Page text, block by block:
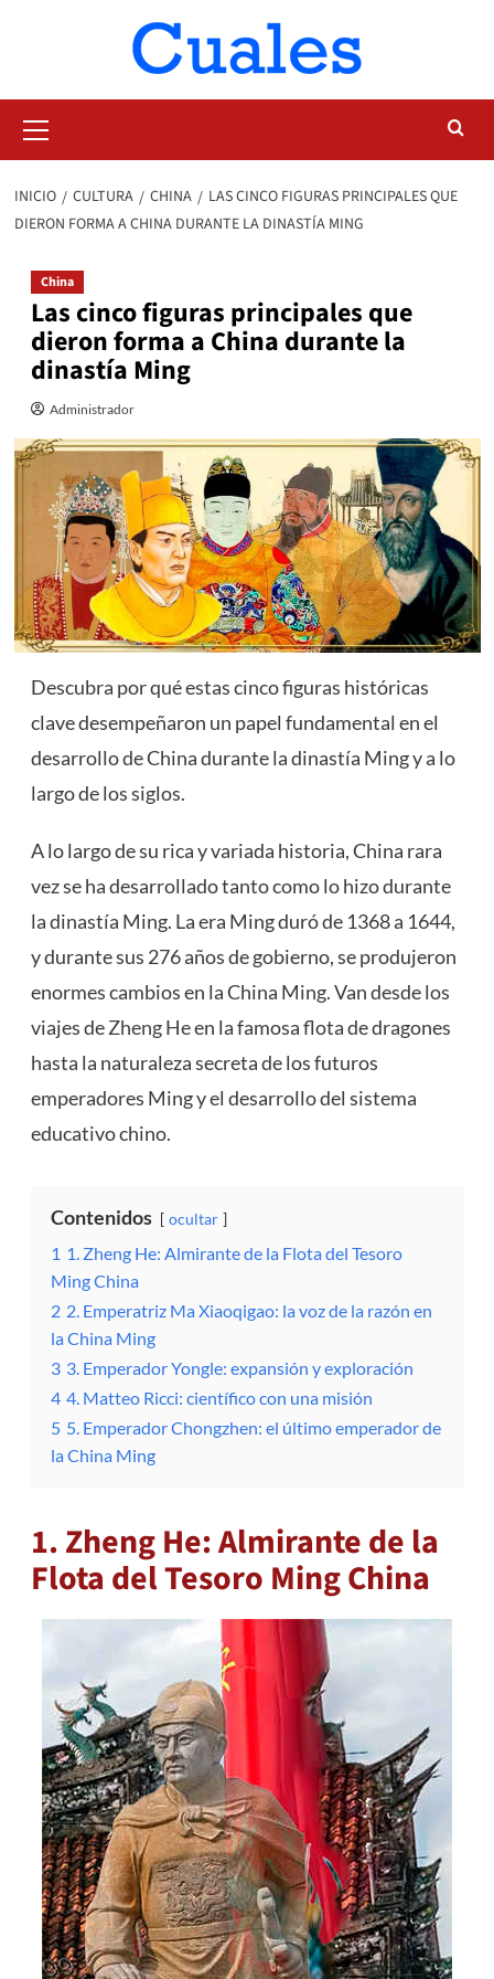
primario
INICIO CULTURA CHINA
LAS CINCO FIGURAS PRINCIPALES QUE
DIERON FORMA A CHINA DURANTE LA DINASTÍA MING
China
Las cinco figuras principales que
dieron forma a China durante la
dinastía Ming
Administrador
Descubra por qué estas cinco figuras históricas
clave desempeñaron un papel fundamental en el
desarrollo de China durante la dinastía Ming y a lo
largo de los siglos.
A lo largo de su rica y variada historia, China rara
vez se ha desarrollado tanto como lo hizo durante
la dinastía Ming. La era Ming duró de 1368 a 1644,
y durante sus 276 años de gobierno, se produjeron
enormes cambios en la China Ming. Van desde los
viajes deZheng Heen la famosa flota de dragones
hasta la naturaleza secreta de los futuros
emperadores Ming y el desarrollo del sistema
educativo chino.
Contenidos ocultar
1 1. Zheng He: Almirante de la Flota del Tesoro
Ming China
2 2. Emperatriz Ma Xiaoqigao: la voz de la razón en
la China Ming
3 3. Emperador Yongle: expansión y exploración
4 4. Matteo Ricci: científico con una misión
5 5. Emperador Chongzhen: el último emperador de
la China Ming
1. Zheng He: Almirante de la
Flota del Tesoro Ming China